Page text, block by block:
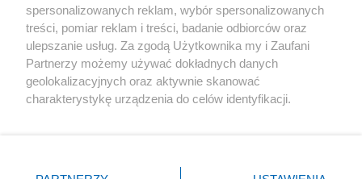
X Facebook Instagram Youtube
spersonalizowanych reklam, wybór spersonalizowanych
treści, pomiar reklam i treści, badanie odbiorców oraz
ulepszanie usług. Za zgodą Użytkownika my i Zaufani
Partnerzy możemy używać dokładnych danych
geolokalizacyjnych oraz aktywnie skanować
charakterystykę urządzenia do celów identyfikacji.
zmienić/wycofać klikając przycisk ustawień prywatności